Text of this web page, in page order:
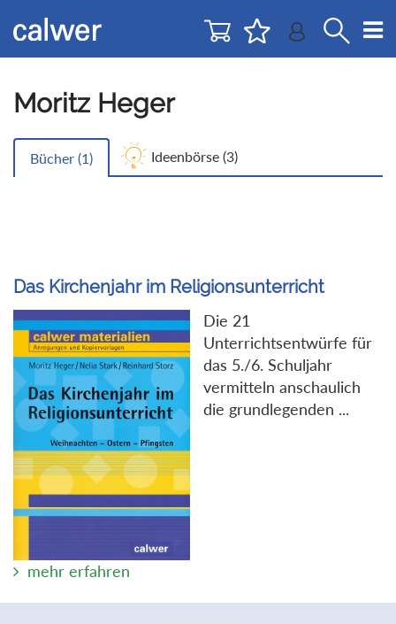
zur
Navigation
zum
Inhalt
Moritz Heger
Bücher (1) Ideenbörse (3)
Das Kirchenjahr im Religionsunterricht
Die 21
Unterrichtsentwürfe für
das 5./6. Schuljahr
vermitteln anschaulich
die grundlegenden ...
mehr erfahren